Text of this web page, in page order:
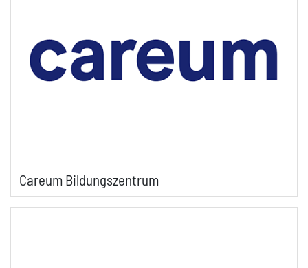
Careum Bildungszentrum